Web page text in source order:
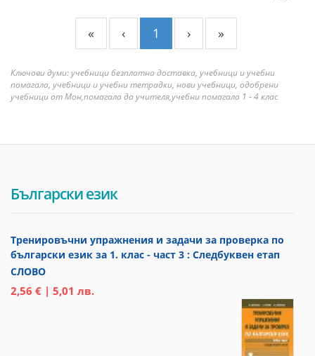
« ‹ 1 › »
Ключови думи: учебници безплатна доставка, учебници и учебни
помагала, учебници и учебни тетрадки, нови учебници, одобрени
учебници от Мон,помагала да учителя,учебни помагала 1 - 4 клас
Български език
Тренировъчни упражнения и задачи за проверка по
български език за 1. клас - част 3 : Следбуквен етап
СЛОВО
2,56 € | 5,01 лв.